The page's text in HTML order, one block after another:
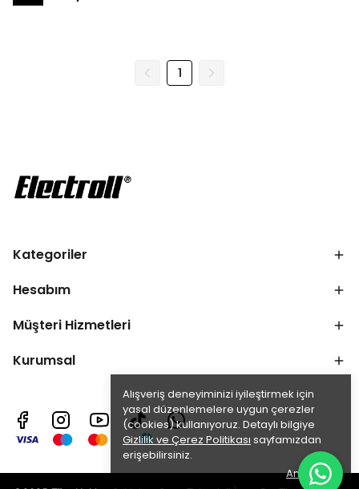
Alışveriş deneyiminizi iyileştirmek için
yasal düzenlemelere uygun çerezler
(cookies) kullanıyoruz. Detaylı bilgiye
Gizlilik ve Çerez Politikası sayfamızdan
erişebilirsiniz.
Anladım
1
Kategoriler
Hesabım
Müşteri Hizmetleri
Kurumsal